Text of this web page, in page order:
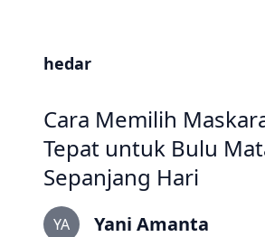
hedar
Cara Memilih
Tepat untuk Bulu
Sepanjang Hari
YA Yani Amanta